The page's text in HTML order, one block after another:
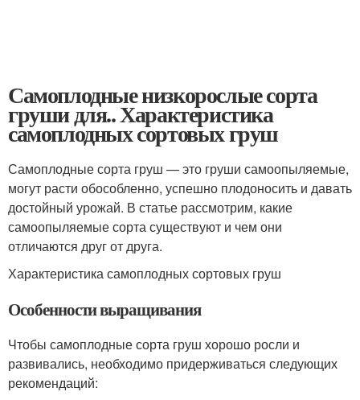
Самоплодные низкорослые сорта
груши для.. Характеристика
самоплодных сортовых груш
Самоплодные сорта груш — это груши самоопыляемые,
могут расти обособленно, успешно плодоносить и давать
достойный урожай. В статье рассмотрим, какие
самоопыляемые сорта существуют и чем они
отличаются друг от друга.
Характеристика самоплодных сортовых груш
Особенности выращивания
Чтобы самоплодные сорта груш хорошо росли и
развивались, необходимо придерживаться следующих
рекомендаций: